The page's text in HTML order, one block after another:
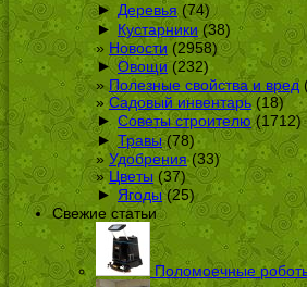
► Деревья(74)
► Кустарники (38)
Новости (2958)
► Овощи(232)
Полезные свойства и вред
Садовый инвентарь(18)
► Советы строителю(1712)
► Травы(78)
Удобрения(33)
Цветы (37)
► Ягоды(25)
Свежие статьи
Поломоечные